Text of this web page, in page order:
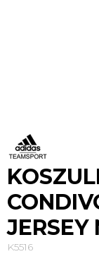
JERSEY
K5516